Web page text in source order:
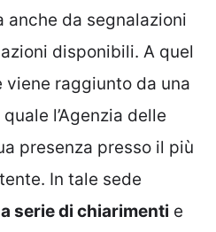
anche da segnalazioni
disponibili. A quel
raggiunto da una
l’Agenzia delle
presenza presso il più
In tale sede
serie di chiarimenti e